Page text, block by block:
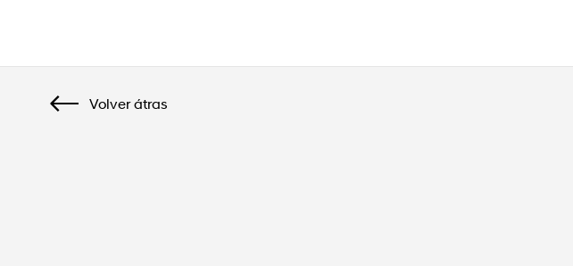
Volver átras